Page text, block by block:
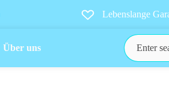
Lebenslange
Über uns